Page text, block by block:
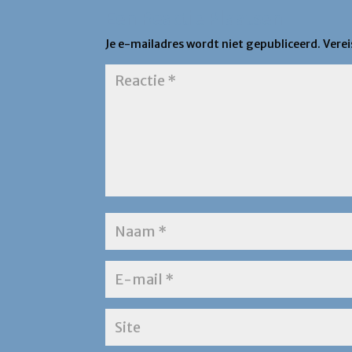
Je e-mailadres wordt niet gepubliceerd.